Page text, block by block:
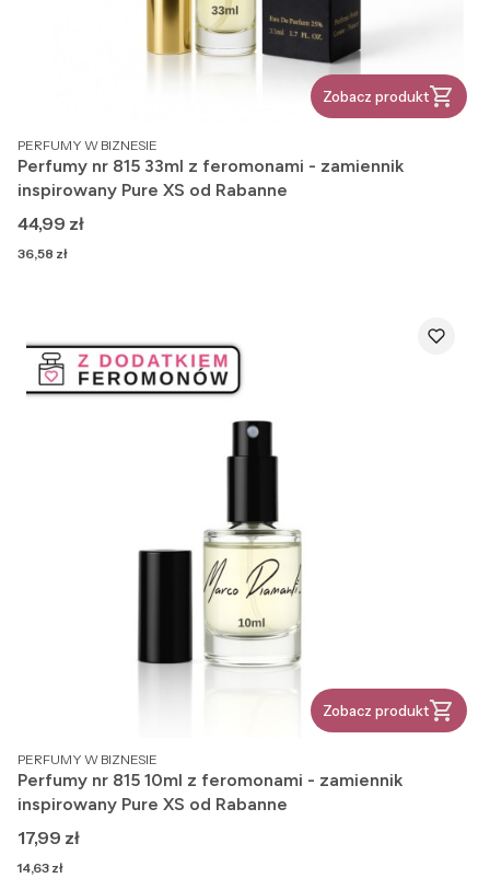
Zobacz produkt
PRODUCENT
PERFUMY W BIZNESIE
Perfumy nr 815 33ml z feromonami - zamiennik
inspirowany Pure XS od Rabanne
Cena
44,99 zł
Cena
36,58 zł
Zobacz produkt
PRODUCENT
PERFUMY W BIZNESIE
Perfumy nr 815 10ml z feromonami - zamiennik
inspirowany Pure XS od Rabanne
Cena
17,99 zł
Cena
14,63 zł